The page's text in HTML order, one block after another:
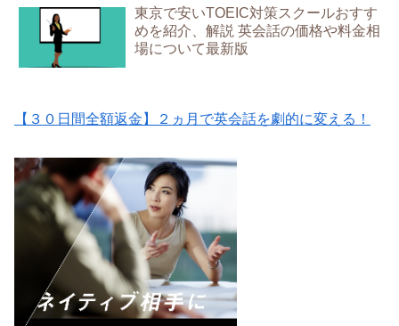
東京で安いTOEIC対策スクールおすす
めを紹介、解説 英会話の価格や料金相
場について最新版
【３０日間全額返金】２ヵ月で英会話を劇的に変える！